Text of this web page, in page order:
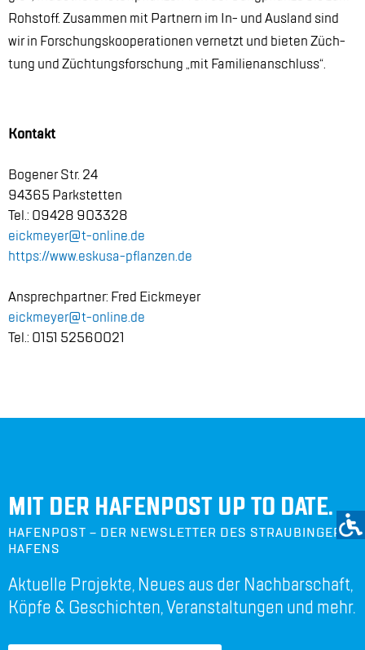
Roh­stoff. Zu­sam­men mit Part­nern im In- und Aus­land sind
wir in For­schungs­ko­ope­ra­tio­nen ver­netzt und bie­ten Züch­
tung und Züch­tungs­for­schung „mit Fa­mi­li­en­an­schluss“.
Kon­takt
Bo­ge­ner Str. 24
94365 Park­stet­ten
Tel.: 09428 903328
eick­mey­er@​t-​online.​de
https://​www.​eskusa-​pflanzen.​de
An­sprech­part­ner: Fred Eick­mey­er
eick­mey­er@​t-​online.​de
Tel.: 0151 52560021
MIT DER HAFENPOST UP TO DATE.
HAFENPOST – DER NEWSLETTER DES STRAUBINGER
HAFENS
Aktuelle Projekte, Neues aus der Nachbarschaft,
Köpfe & Geschichten, Veranstaltungen und mehr.